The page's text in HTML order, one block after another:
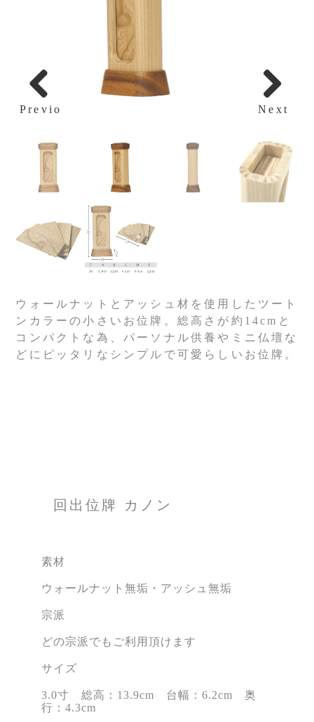
Previous Next
ウォールナットとアッシュ材を使用したツート
ンカラーの小さいお位牌。総高さが約14cmと
コンパクトな為、パーソナル供養やミニ仏壇な
どにピッタリなシンプルで可愛らしいお位牌。
回出位牌 カノン
素材
ウォールナット無垢・アッシュ無垢
宗派
どの宗派でもご利用頂けます
サイズ
3.0寸 総高：13.9cm 台幅：6.2cm 奥
行：4.3cm